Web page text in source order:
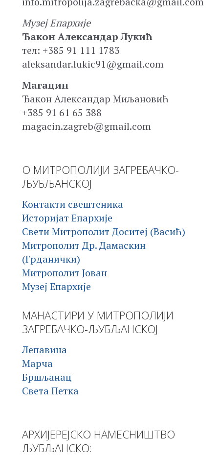
Музеј Епархије
Ђакон Александар Лукић
тел: +385 91 111 1783
aleksandar.lukic91@gmail.com
Магацин
Ђакон Александар Миљановић
+385 91 61 65 388
magacin.zagreb@gmail.com
О МИТРОПОЛИЈИ ЗАГРЕБАЧКО-
ЉУБЉАНСКОЈ
Контакти свештеника
Историјат Епархије
Свети Митрополит Доситеј (Васић)
Митрополит Др. Дамаскин
(Грданички)
Митрополит Јован
Музеј Епархије
МАНАСТИРИ У МИТРОПОЛИЈИ
ЗАГРЕБАЧКО-ЉУБЉАНСКОЈ
Лепавина
Марча
Бршљанац
Света Петка
АРХИЈЕРЕЈСКО НАМЕСНИШТВО
ЉУБЉАНСКО: